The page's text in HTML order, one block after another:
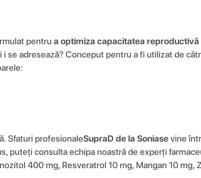
pentru a optimiza capacitatea reproductivă
i se adresează? Conceput pentru a fi utilizat de
Sfaturi profesionaleSupraD de la Soniasevine
puteți consulta echipa noastră de experți
400 mg, Resveratrol 10 mg, Mangan 10 mg,